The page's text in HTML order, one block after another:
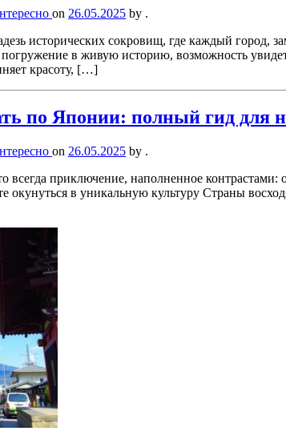
on 26.05.2025 by .
исторических сокровищ, где каждый город,
погружение в живую историю, возможность
красоту, […]
по Японии: полный гид
on 26.05.2025 by .
всегда приключение, наполненное
окунуться в уникальную культуру Страны